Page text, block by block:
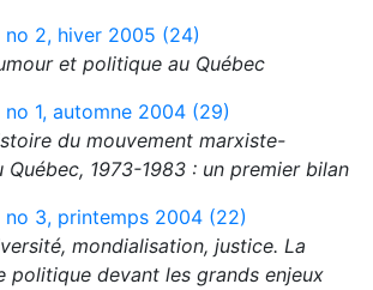
no 2, hiver 2005 (24)
et politique au Québec
no 1, automne 2004 (29)
du mouvement marxiste-
Québec, 1973-1983 : un premier bilan
no 3, printemps 2004 (22)
mondialisation, justice. La
politique devant les grands enjeux